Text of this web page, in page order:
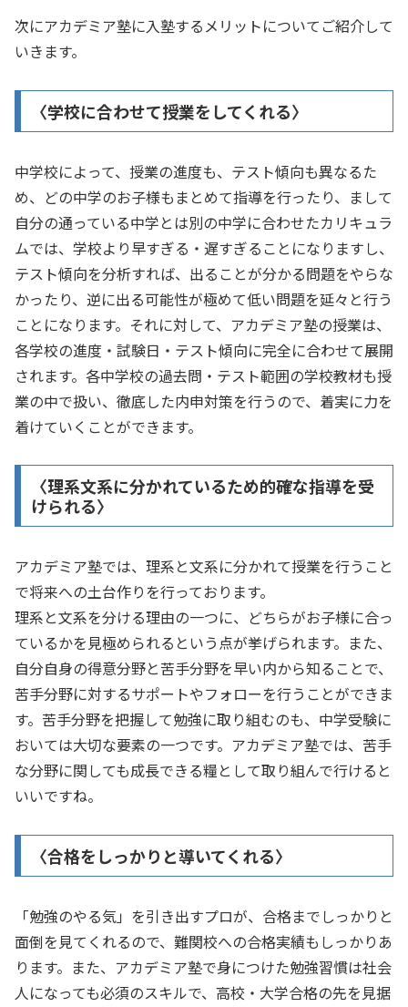
次にアカデミア塾に入塾するメリットについてご紹介して
いきます。
〈学校に合わせて授業をしてくれる〉
中学校によって、授業の進度も、テスト傾向も異なるた
め、どの中学のお子様もまとめて指導を行ったり、まして
自分の通っている中学とは別の中学に合わせたカリキュラ
ムでは、学校より早すぎる・遅すぎることになりますし、
テスト傾向を分析すれば、出ることが分かる問題をやらな
かったり、逆に出る可能性が極めて低い問題を延々と行う
ことになります。それに対して、アカデミア塾の授業は、
各学校の進度・試験日・テスト傾向に完全に合わせて展開
されます。各中学校の過去問・テスト範囲の学校教材も授
業の中で扱い、徹底した内申対策を行うので、着実に力を
着けていくことができます。
〈理系文系に分かれているため的確な指導を受
けられる〉
アカデミア塾では、理系と文系に分かれて授業を行うこと
で将来への土台作りを行っております。
理系と文系を分ける理由の一つに、どちらがお子様に合っ
ているかを見極められるという点が挙げられます。また、
自分自身の得意分野と苦手分野を早い内から知ることで、
苦手分野に対するサポートやフォローを行うことができま
す。苦手分野を把握して勉強に取り組むのも、中学受験に
おいては大切な要素の一つです。アカデミア塾では、苦手
な分野に関しても成長できる糧として取り組んで行けると
いいですね。
〈合格をしっかりと導いてくれる〉
「勉強のやる気」を引き出すプロが、合格までしっかりと
面倒を見てくれるので、難関校への合格実績もしっかりあ
ります。また、アカデミア塾で身につけた勉強習慣は社会
人になっても必須のスキルで、高校・大学合格の先を見据